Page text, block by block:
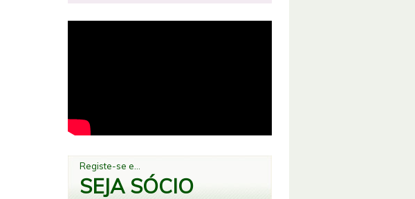
Registe-se e...
SEJA SÓCIO